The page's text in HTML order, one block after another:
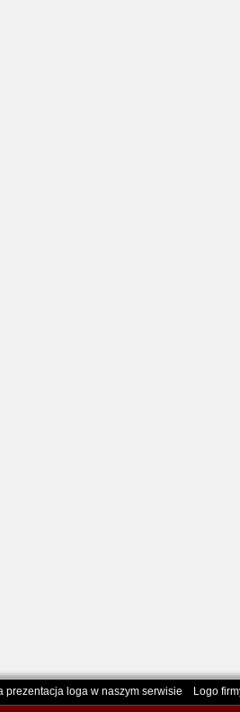
prezentacja loga w naszym serwisie Logo